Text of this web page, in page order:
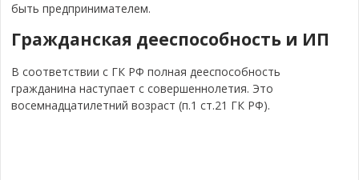
быть предпринимателем.
Гражданская дееспособность и ИП
В соответствии с ГК РФ полная дееспособность
гражданина наступает с совершеннолетия. Это
восемнадцатилетний возраст (п.1 ст.21 ГК РФ).